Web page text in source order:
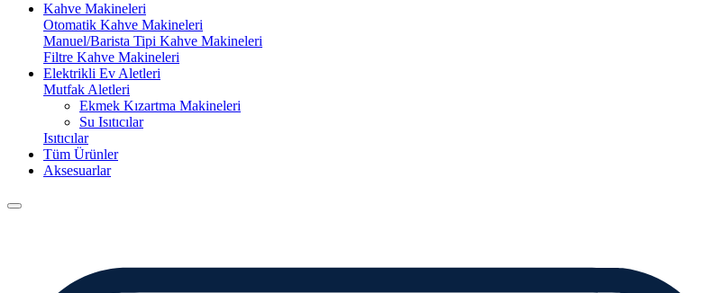
Kahve Makineleri
Otomatik Kahve Makineleri
Manuel/Barista Tipi Kahve Makineleri
Filtre Kahve Makineleri
Elektrikli Ev Aletleri
Mutfak Aletleri
Ekmek Kızartma Makineleri
Su Isıtıcılar
Isıtıcılar
Tüm Ürünler
Aksesuarlar